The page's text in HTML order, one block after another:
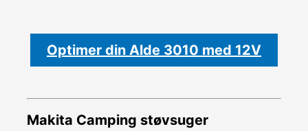
Optimer din Alde 3010 med 12V
Makita Camping støvsuger